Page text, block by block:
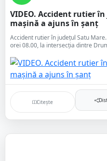
VIDEO. Accident rutier
mașină a ajuns în șanț
Accident rutier în județul Satu
orei 08.00, la intersecția dintre
Citește